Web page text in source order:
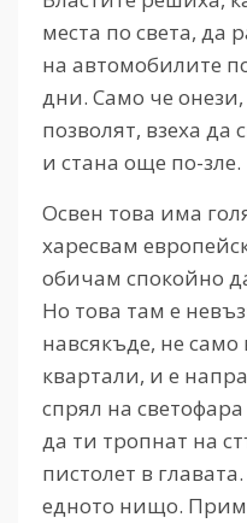
места по света, да
на автомобилите
дни. Само че
позволят, взеха да
и стана още по-зле.
Освен това има
харесвам
обичам спокойно
Но това там е
навсякъде, не
квартали, и е
спрял на
да ти тропнат на
пистолет в
едното нищо.